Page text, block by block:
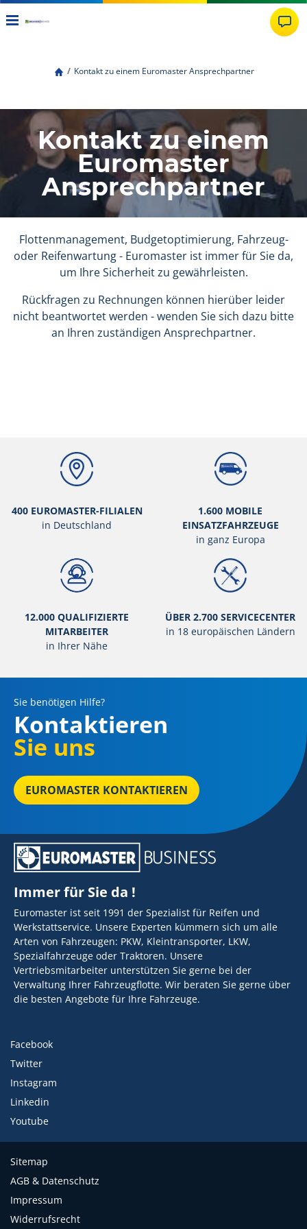
Kontakt zu einem Euromaster Ansprechpartner
Kontakt zu einem
Euromaster
Ansprechpartner
Flottenmanagement, Budgetoptimierung, Fahrzeug-
oder Reifenwartung - Euromaster ist immer für Sie da,
um Ihre Sicherheit zu gewährleisten.
Rückfragen zu Rechnungen können hierüber leider
nicht beantwortet werden - wenden Sie sich dazu bitte
an Ihren zuständigen Ansprechpartner.
400 EUROMASTER-FILIALEN
in Deutschland
1.600 MOBILE
EINSATZFAHRZEUGE
in ganz Europa
12.000 QUALIFIZIERTE
MITARBEITER
in Ihrer Nähe
ÜBER 2.700 SERVICECENTER
in 18 europäischen Ländern
Sie benötigen Hilfe?
Kontaktieren
Sie uns
EUROMASTER KONTAKTIEREN
Immer für Sie da !
Euromaster ist seit 1991 der Spezialist für Reifen und
Werkstattservice. Unsere Experten kümmern sich um alle
Arten von Fahrzeugen: PKW, Kleintransporter, LKW,
Spezialfahrzeuge oder Traktoren. Unsere
Vertriebsmitarbeiter unterstützen Sie gerne bei der
Verwaltung Ihrer Fahrzeugflotte. Wir beraten Sie gerne über
die besten Angebote für Ihre Fahrzeuge.
Facebook
Twitter
Instagram
Linkedin
Youtube
Sitemap
AGB & Datenschutz
Impressum
Widerrufsrecht